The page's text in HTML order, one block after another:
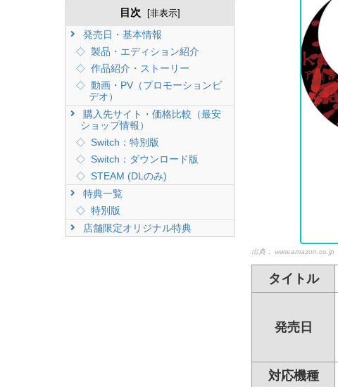
目次 [非表示]
発売日・基本情報
製品・エディション紹介
作品紹介・ストーリー
動画・PV（プロモーションビ
デオ）
購入先サイト・価格比較（最安
ショップ情報）
Switch：特別版
Switch：ダウンロード版
STEAM (DLのみ)
特典一覧
特別版
店舗限定オリジナル特典
出典： www.amazon.co.jp
タイトル
発売日
対応機種